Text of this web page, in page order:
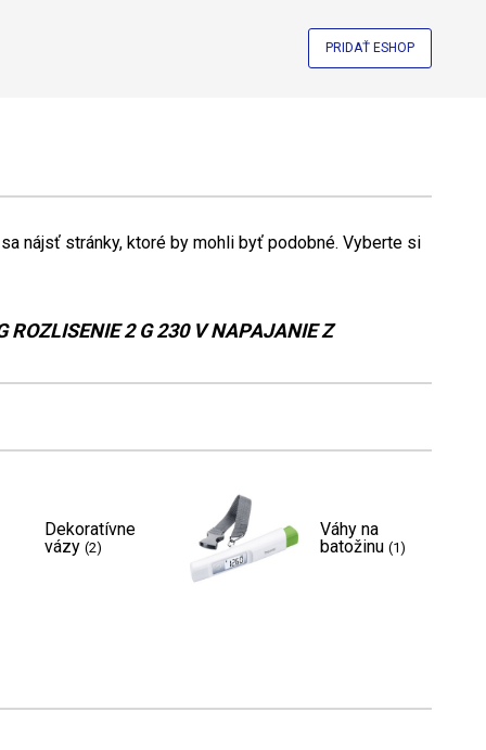
PRIDAŤ ESHOP
nájsť stránky, ktoré by mohli byť podobné. Vyberte si
ROZLISENIE 2 G 230 V NAPAJANIE Z
Dekoratívne
vázy (2)
Váhy na
batožinu (1)